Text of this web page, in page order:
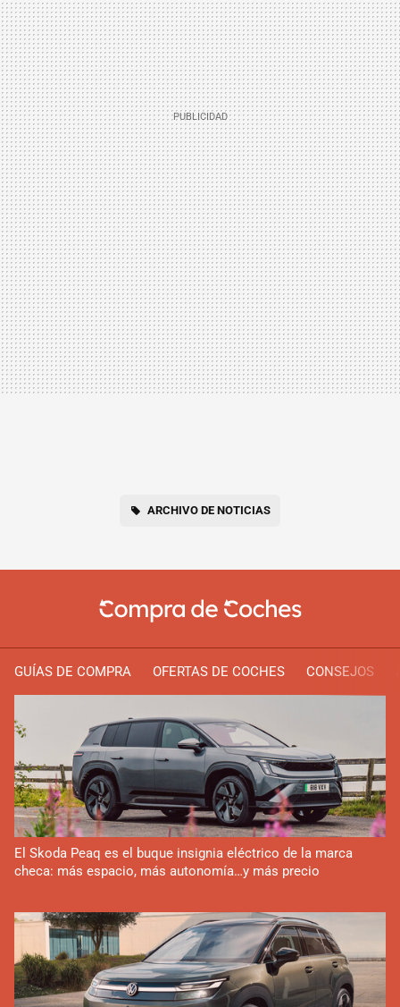
ARCHIVO DE NOTICIAS
GUÍAS DE COMPRA OFERTAS DE COCHES CONSEJOS
El Skoda Peaq es el buque insignia eléctrico de la marca
checa: más espacio, más autonomía…y más precio